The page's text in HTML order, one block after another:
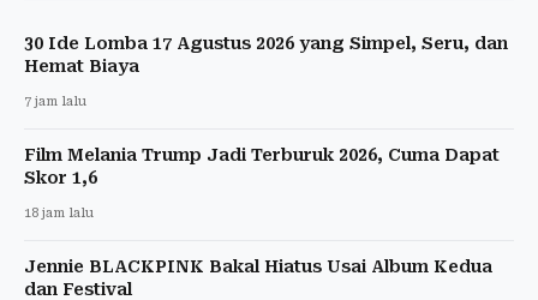
30 Ide Lomba 17 Agustus 2026 yang Simpel, Seru, dan
Hemat Biaya
7 jam lalu
Film Melania Trump Jadi Terburuk 2026, Cuma Dapat
Skor 1,6
18 jam lalu
Jennie BLACKPINK Bakal Hiatus Usai Album Kedua
dan Festival